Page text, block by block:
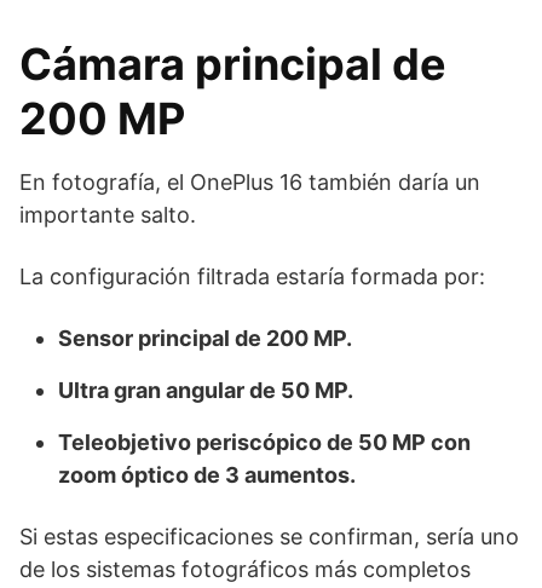
Cámara principal de
200 MP
En fotografía, el OnePlus 16 también daría un
importante salto.
La configuración filtrada estaría formada por:
Sensor principal de 200 MP.
Ultra gran angular de 50 MP.
Teleobjetivo periscópico de 50 MP con
zoom óptico de 3 aumentos.
Si estas especificaciones se confirman, sería uno
de los sistemas fotográficos más completos